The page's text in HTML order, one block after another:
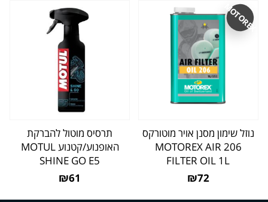
MOTOREX
נוזל שימון מסנן אויר מוטורקס
206 MOTOREX AIR
FILTER OIL 1L
₪72
תרסיס מוטול להברקת
האופנוע/קטנוע MOTUL
SHINE GO E5
₪61